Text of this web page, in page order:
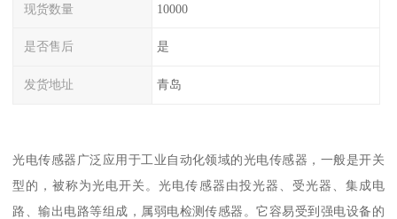
现货数量 10000
是否售后 是
发货地址 青岛
光电传感器广泛应用于工业自动化领域的光电传感器，一般是开关
型的，被称为光电开关。光电传感器由投光器、受光器、集成电
路、输出电路等组成，属弱电检测传感器。它容易受到强电设备的